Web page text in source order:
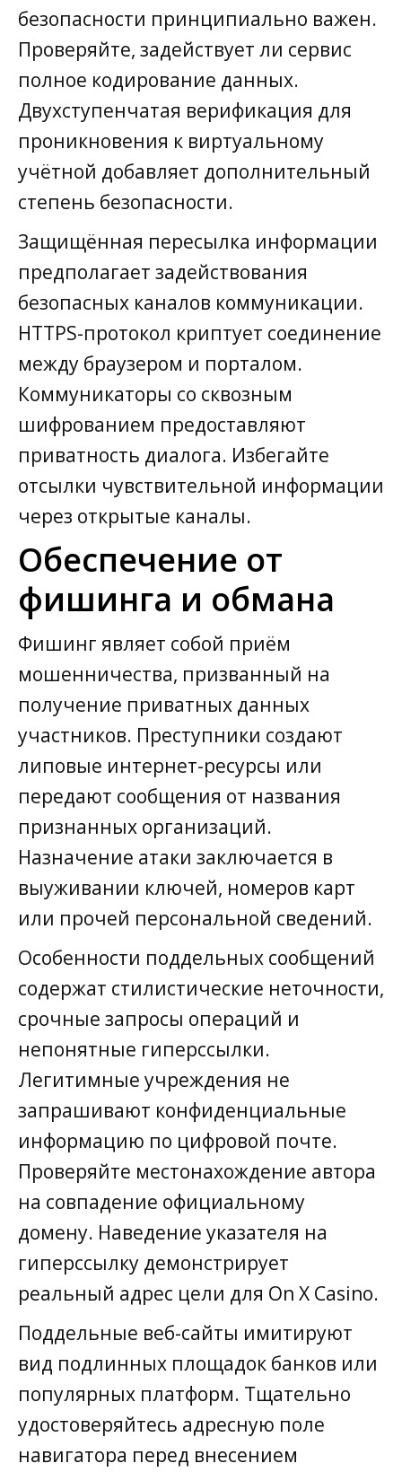
безопасности принципиально важен.
Проверяйте, задействует ли сервис
полное кодирование данных.
Двухступенчатая верификация для
проникновения к виртуальному
учётной добавляет дополнительный
степень безопасности.
Защищённая пересылка информации
предполагает задействования
безопасных каналов коммуникации.
HTTPS-протокол криптует соединение
между браузером и порталом.
Коммуникаторы со сквозным
шифрованием предоставляют
приватность диалога. Избегайте
отсылки чувствительной информации
через открытые каналы.
Обеспечение от
фишинга и обмана
Фишинг являет собой приём
мошенничества, призванный на
получение приватных данных
участников. Преступники создают
липовые интернет-ресурсы или
передают сообщения от названия
признанных организаций.
Назначение атаки заключается в
выуживании ключей, номеров карт
или прочей персональной сведений.
Особенности поддельных сообщений
содержат стилистические неточности,
срочные запросы операций и
непонятные гиперссылки.
Легитимные учреждения не
запрашивают конфиденциальные
информацию по цифровой почте.
Проверяйте местонахождение автора
на совпадение официальному
домену. Наведение указателя на
гиперссылку демонстрирует
реальный адрес цели для On X Casino.
Поддельные веб-сайты имитируют
вид подлинных площадок банков или
популярных платформ. Тщательно
удостоверяйтесь адресную поле
навигатора перед внесением